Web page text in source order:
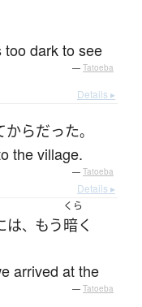
too dark to see
— Tatoeba
Details ▸
からだった。
the village.
— Tatoeba
Details ▸
は、 もう
くら
暗く
arrived at the
— Tatoeba